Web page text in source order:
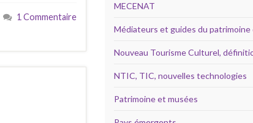
1 Commentaire
MECENAT
Médiateurs et guides du patrimoine
Nouveau Tourisme Culturel,
NTIC, TIC, nouvelles technologies
Patrimoine et musées